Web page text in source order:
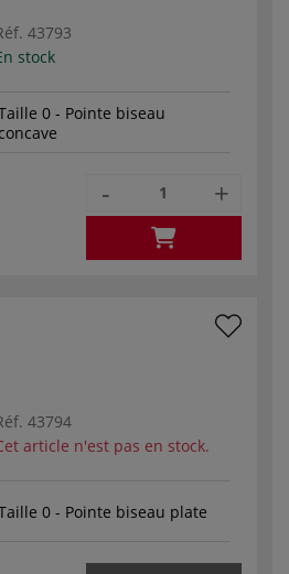
43793
stock
0 - Pointe biseau
concave
- +
43794
article n'est pas en stock.
0 - Pointe biseau plate